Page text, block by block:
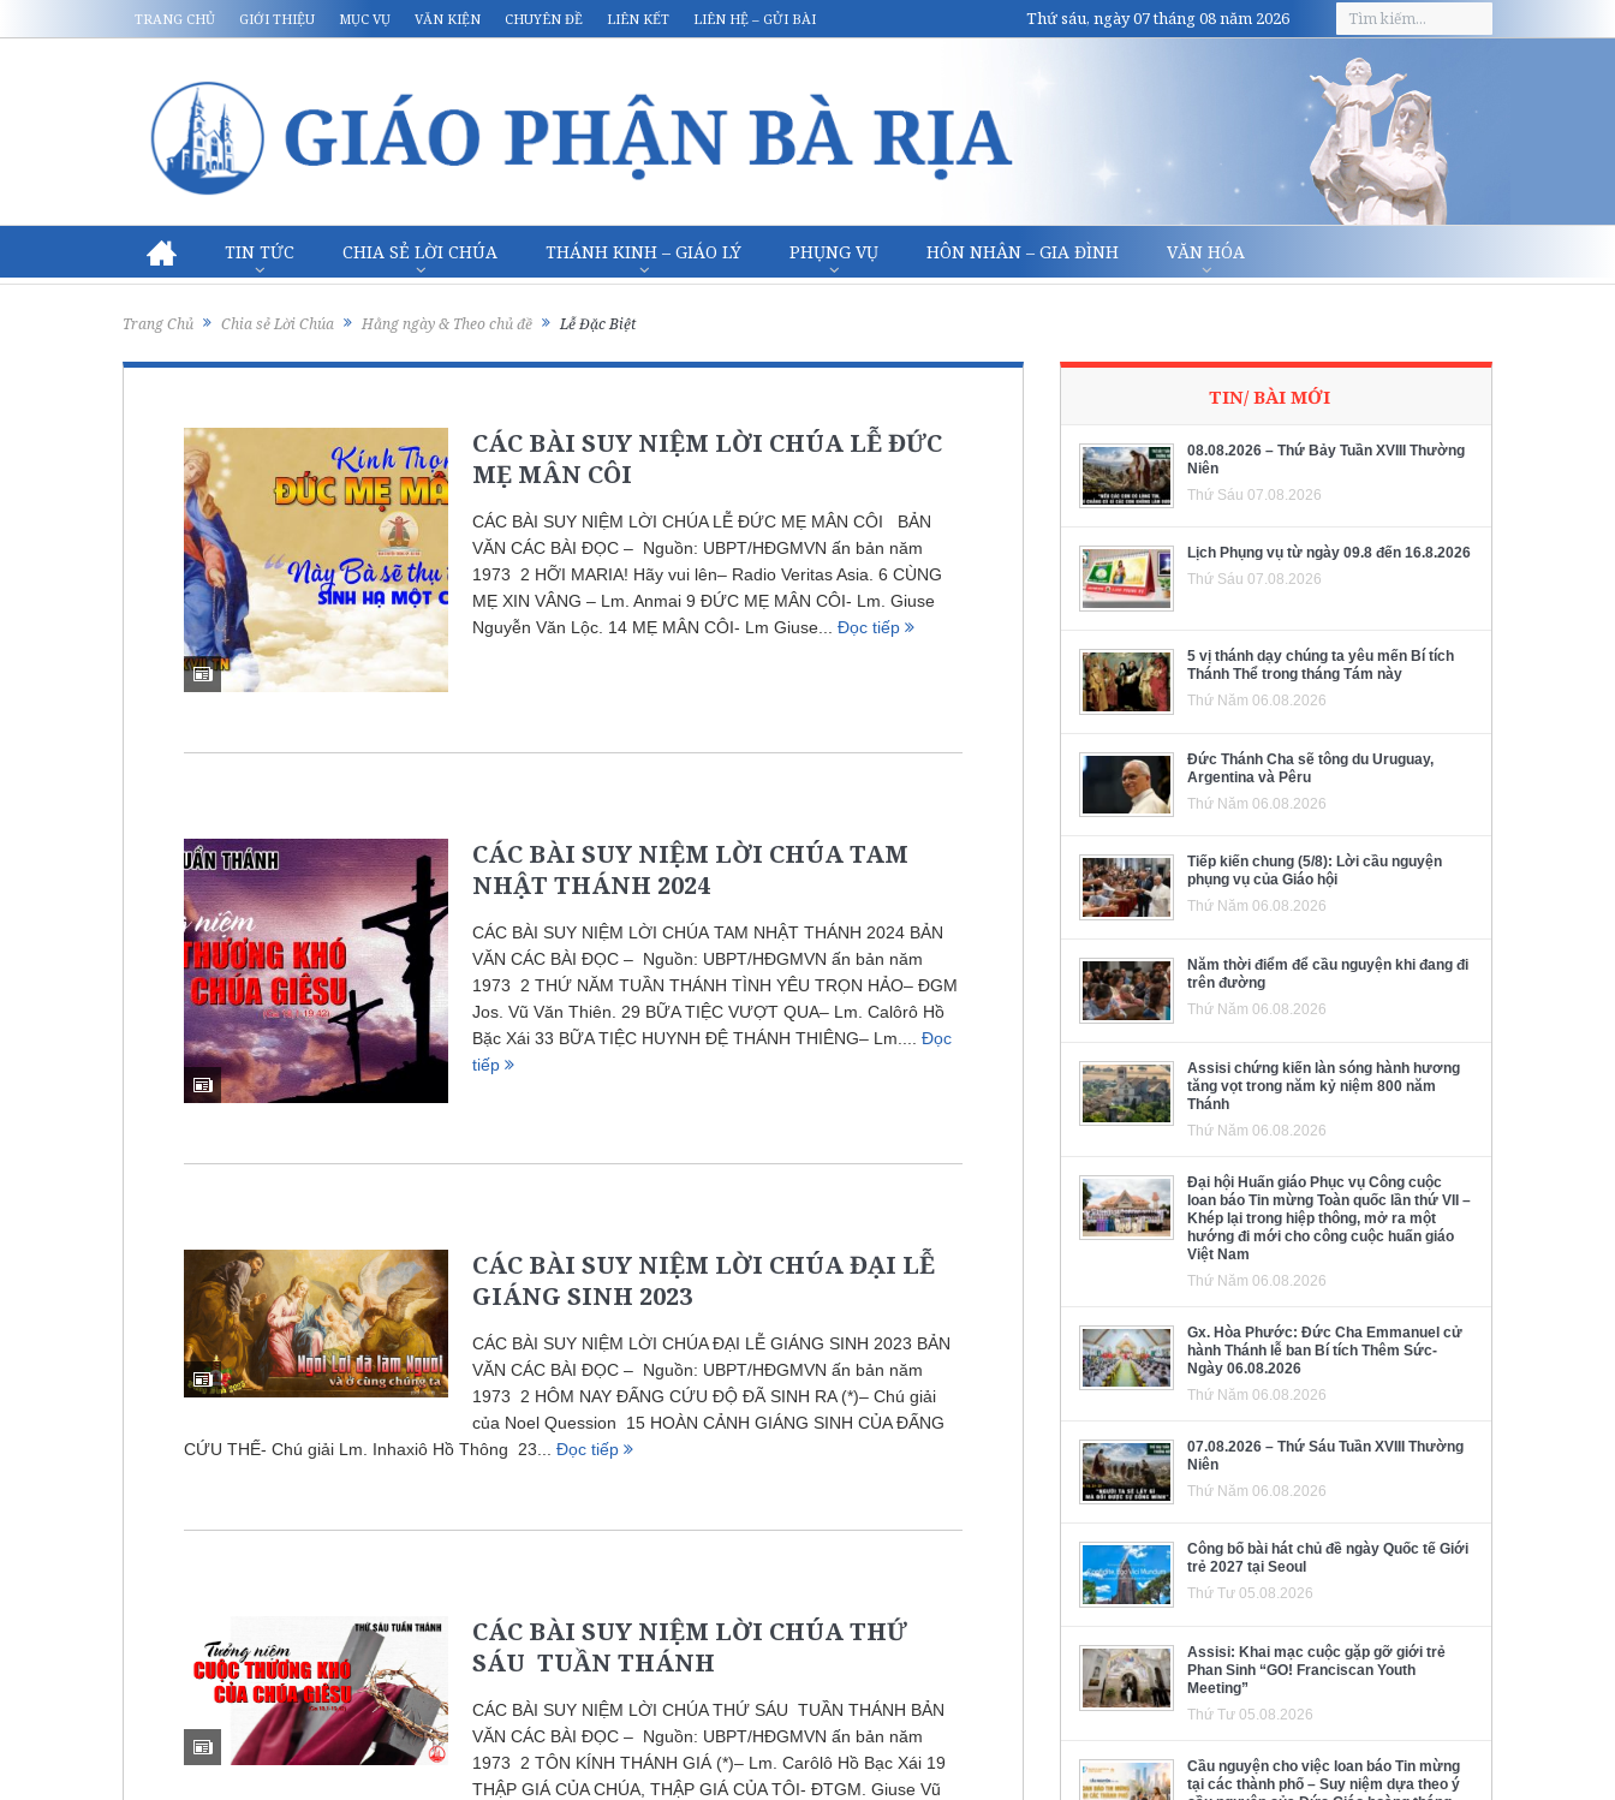
TRANG CHỦ GIỚI THIỆU MỤC VỤ VĂN KIỆN CHUYÊN ĐỀ LIÊN KẾT LIÊN HỆ – GỬI BÀI Thứ sáu, ngày 07 tháng 08 năm 2026
TIN TỨC CHIA SẺ LỜI CHÚA THÁNH KINH – GIÁO LÝ PHỤNG VỤ HÔN NHÂN – GIA ĐÌNH VĂN HÓA
Trang Chủ Chia sẻ Lời Chúa Hằng ngày & Theo chủ đề Lễ Đặc Biệt
CÁC BÀI SUY NIỆM LỜI CHÚA LỄ ĐỨC
MẸ MÂN CÔI
CÁC BÀI SUY NIỆM LỜI CHÚA LỄ ĐỨC MẸ MÂN CÔI BẢN
VĂN CÁC BÀI ĐỌC – Nguồn: UBPT/HĐGMVN ấn bản năm
1973 2 HỠI MARIA! Hãy vui lên– Radio Veritas Asia. 6 CÙNG
MẸ XIN VÂNG – Lm. Anmai 9 ĐỨC MẸ MÂN CÔI- Lm. Giuse
Nguyễn Văn Lộc. 14 MẸ MÂN CÔI- Lm Giuse... Đọc tiếp
CÁC BÀI SUY NIỆM LỜI CHÚA TAM
NHẬT THÁNH 2024
CÁC BÀI SUY NIỆM LỜI CHÚA TAM NHẬT THÁNH 2024 BẢN
VĂN CÁC BÀI ĐỌC – Nguồn: UBPT/HĐGMVN ấn bản năm
1973 2 THỨ NĂM TUẦN THÁNH TÌNH YÊU TRỌN HẢO– ĐGM
Jos. Vũ Văn Thiên. 29 BỮA TIỆC VƯỢT QUA– Lm. Calôrô Hồ
Bặc Xái 33 BỮA TIỆC HUYNH ĐỆ THÁNH THIÊNG– Lm.... Đọc
tiếp
CÁC BÀI SUY NIỆM LỜI CHÚA ĐẠI LỄ
GIÁNG SINH 2023
CÁC BÀI SUY NIỆM LỜI CHÚA ĐẠI LỄ GIÁNG SINH 2023 BẢN
VĂN CÁC BÀI ĐỌC – Nguồn: UBPT/HĐGMVN ấn bản năm
1973 2 HÔM NAY ĐẤNG CỨU ĐỘ ĐÃ SINH RA (*)– Chú giải
của Noel Quession 15 HOÀN CẢNH GIÁNG SINH CỦA ĐẤNG
CỨU THẾ- Chú giải Lm. Inhaxiô Hồ Thông 23... Đọc tiếp
CÁC BÀI SUY NIỆM LỜI CHÚA THỨ
SÁU TUẦN THÁNH
CÁC BÀI SUY NIỆM LỜI CHÚA THỨ SÁU TUẦN THÁNH BẢN
VĂN CÁC BÀI ĐỌC – Nguồn: UBPT/HĐGMVN ấn bản năm
1973 2 TÔN KÍNH THÁNH GIÁ (*)– Lm. Carôlô Hồ Bạc Xái 19
THẬP GIÁ CỦA CHÚA, THẬP GIÁ CỦA TÔI- ĐTGM. Giuse Vũ
TIN/ BÀI MỚI
08.08.2026 – Thứ Bảy Tuần XVIII Thường
Niên
Thứ Sáu 07.08.2026
Lịch Phụng vụ từ ngày 09.8 đến 16.8.2026
Thứ Sáu 07.08.2026
5 vị thánh dạy chúng ta yêu mến Bí tích
Thánh Thể trong tháng Tám này
Thứ Năm 06.08.2026
Đức Thánh Cha sẽ tông du Uruguay,
Argentina và Pêru
Thứ Năm 06.08.2026
Tiếp kiến chung (5/8): Lời cầu nguyện
phụng vụ của Giáo hội
Thứ Năm 06.08.2026
Năm thời điểm để cầu nguyện khi đang đi
trên đường
Thứ Năm 06.08.2026
Assisi chứng kiến làn sóng hành hương
tăng vọt trong năm kỷ niệm 800 năm
Thánh
Thứ Năm 06.08.2026
Đại hội Huấn giáo Phục vụ Công cuộc
loan báo Tin mừng Toàn quốc lần thứ VII –
Khép lại trong hiệp thông, mở ra một
hướng đi mới cho công cuộc huấn giáo
Việt Nam
Thứ Năm 06.08.2026
Gx. Hòa Phước: Đức Cha Emmanuel cử
hành Thánh lễ ban Bí tích Thêm Sức-
Ngày 06.08.2026
Thứ Năm 06.08.2026
07.08.2026 – Thứ Sáu Tuần XVIII Thường
Niên
Thứ Năm 06.08.2026
Công bố bài hát chủ đề ngày Quốc tế Giới
trẻ 2027 tại Seoul
Thứ Tư 05.08.2026
Assisi: Khai mạc cuộc gặp gỡ giới trẻ
Phan Sinh “GO! Franciscan Youth
Meeting”
Thứ Tư 05.08.2026
Cầu nguyện cho việc loan báo Tin mừng
tại các thành phố – Suy niệm dựa theo ý